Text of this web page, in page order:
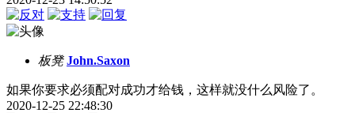
板凳 John.Saxon
如果你要求必须配对成功才给钱，这样就没什么风险了。
2020-12-25 22:48:30